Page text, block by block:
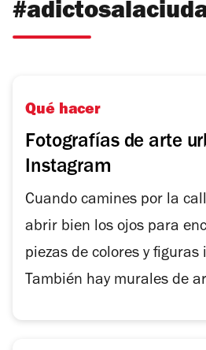
Qué hacer
Fotografías de arte
Instagram
Cuando camines por la
abrir bien los ojos para
piezas de colores y
También hay murales de